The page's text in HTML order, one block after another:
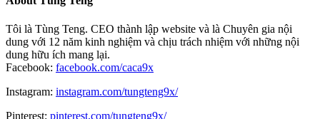
Tôi là Tùng Teng. CEO thành lập website và là Chuyên gia nội
dung với 12 năm kinh nghiệm và chịu trách nhiệm với những nội
dung hữu ích mang lại.
Facebook: facebook.com/caca9x
Instagram: instagram.com/tungteng9x/
Pinterest: pinterest.com/tungteng9x/